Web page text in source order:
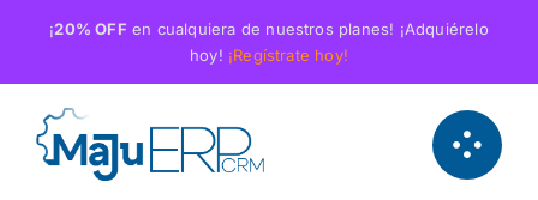
contenido
¡20% OFF en cualquiera de nuestros planes! ¡Adquiérelo
hoy! ¡Regístrate hoy!